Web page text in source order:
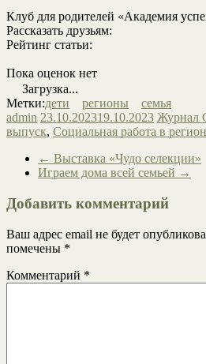
Клуб для родителей «Академия
Рассказать друзьям:
Рейтинг статьи:
Пока оценок нет
Загрузка...
Метки:дети регионы
семья
admin 23.10.202319.10.2023 Журнал
выпуск, Социальная работа в
← Выставка «Чудо селекции»
Играем дома всей семьей →
Добавить комментарий
Ваш адрес email не будет
помечены *
Комментарий *